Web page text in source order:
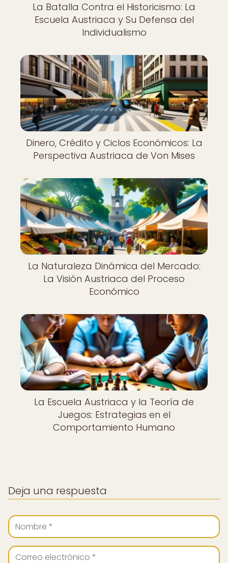
La Batalla Contra el Historicismo: La
Escuela Austriaca y Su Defensa del
Individualismo
Dinero, Crédito y Ciclos Económicos: La
Perspectiva Austriaca de Von Mises
La Naturaleza Dinámica del Mercado:
La Visión Austriaca del Proceso
Económico
La Escuela Austriaca y la Teoría de
Juegos: Estrategias en el
Comportamiento Humano
Deja una respuesta